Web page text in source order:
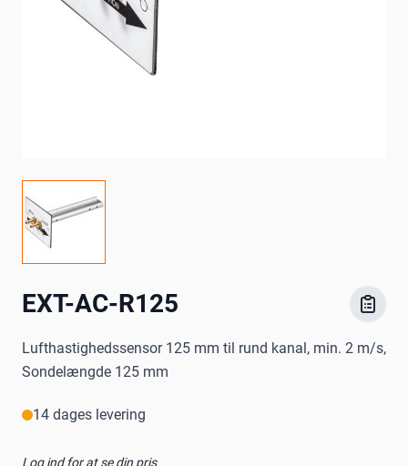
EXT-AC-R125
Lufthastighedssensor 125 mm til rund kanal, min. 2 m/s,
Sondelængde 125 mm
14 dages levering
Log ind for at se din pris